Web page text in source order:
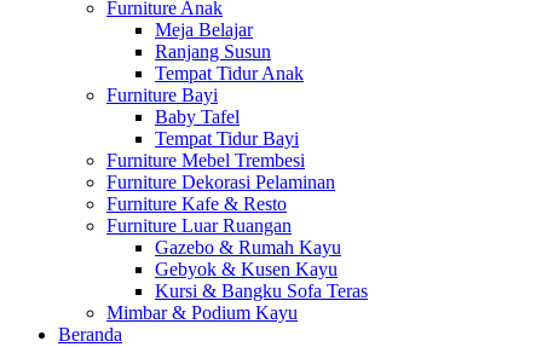
Furniture Anak
Meja Belajar
Ranjang Susun
Tempat Tidur Anak
Furniture Bayi
Baby Tafel
Tempat Tidur Bayi
Furniture Mebel Trembesi
Furniture Dekorasi Pelaminan
Furniture Kafe & Resto
Furniture Luar Ruangan
Gazebo & Rumah Kayu
Gebyok & Kusen Kayu
Kursi & Bangku Sofa Teras
Mimbar & Podium Kayu
Beranda